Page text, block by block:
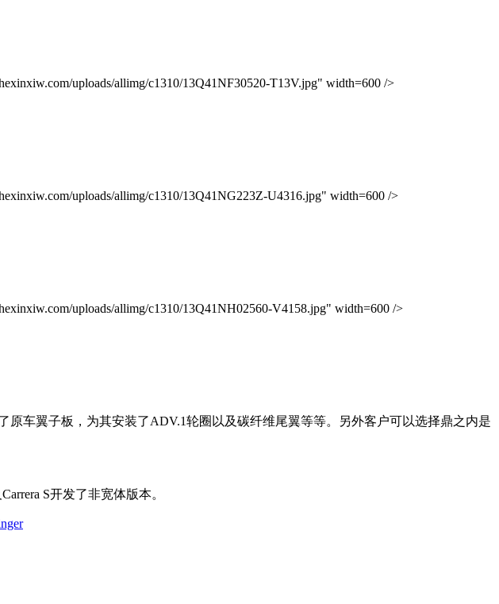
uploads/allimg/c1310/13Q41NF30520-T13V.jpg" width=600 />
uploads/allimg/c1310/13Q41NG223Z-U4316.jpg" width=600 />
uploads/allimg/c1310/13Q41NH02560-V4158.jpg" width=600 />
原车翼子板，为其安装了ADV.1轮圈以及碳纤维尾翼等等。另外客户可以选择鼎之内是
S开发了非宽体版本。